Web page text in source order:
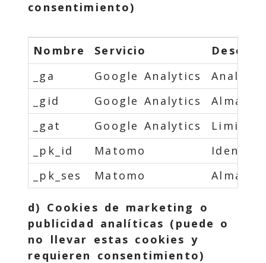
consentimiento)
Nombre Servicio
_ga
Google Analytics
_gid
Google Analytics
_gat
Google Analytics
Limita
_pk_id
Matomo
_pk_ses
Matomo
d) Cookies de marketing o
publicidad analíticas (puede o
no llevar estas cookies y
requieren consentimiento)